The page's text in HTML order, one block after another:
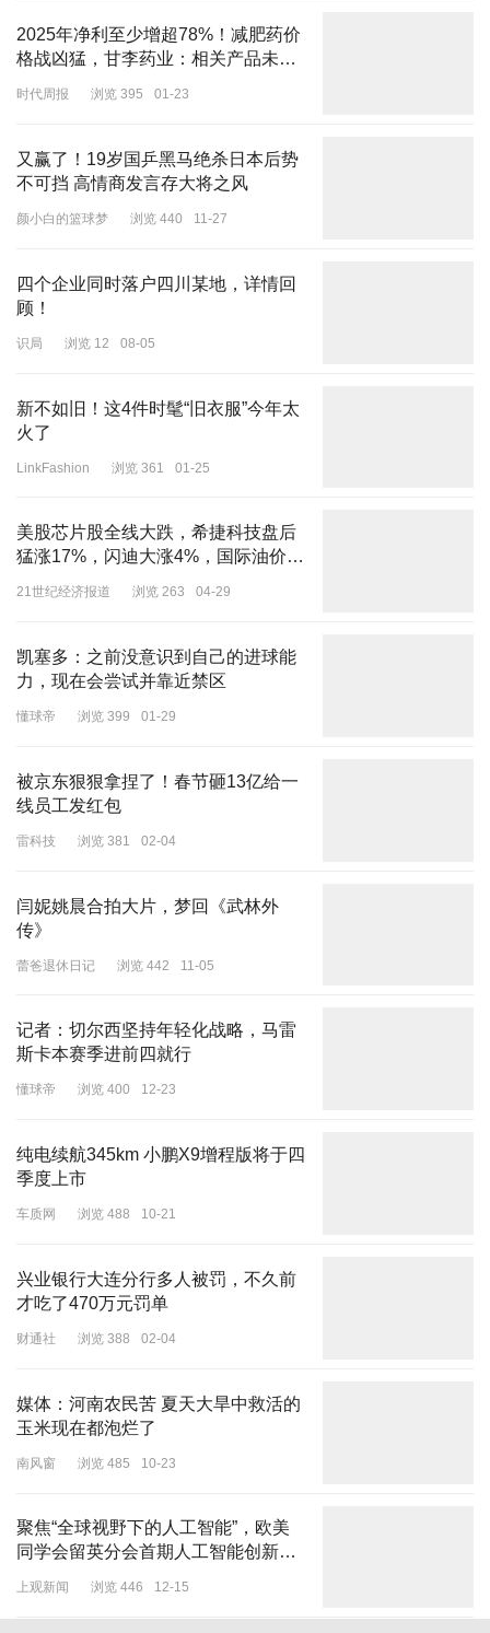
2025年净利至少增超78%！减肥药价
格战凶猛，甘李药业：相关产品未上
时代周报 浏览 395 01-23
又赢了！19岁国乒黑马绝杀日本后势
不可挡 高情商发言存大将之风
颜小白的篮球梦 浏览 440 11-27
四个企业同时落户四川某地，详情回
顾！
识局 浏览 12 08-05
新不如旧！这4件时髦“旧衣服”今年太
火了
LinkFashion 浏览 361 01-25
美股芯片股全线大跌，希捷科技盘后
猛涨17%，闪迪大涨4%，国际油价涨
21世纪经济报道 浏览 263 04-29
凯塞多：之前没意识到自己的进球能
力，现在会尝试并靠近禁区
懂球帝 浏览 399 01-29
被京东狠狠拿捏了！春节砸13亿给一
线员工发红包
雷科技 浏览 381 02-04
闫妮姚晨合拍大片，梦回《武林外
传》
蕾爸退休日记 浏览 442 11-05
记者：切尔西坚持年轻化战略，马雷
斯卡本赛季进前四就行
懂球帝 浏览 400 12-23
纯电续航345km 小鹏X9增程版将于四
季度上市
车质网 浏览 488 10-21
兴业银行大连分行多人被罚，不久前
才吃了470万元罚单
财通社 浏览 388 02-04
媒体：河南农民苦 夏天大旱中救活的
玉米现在都泡烂了
南风窗 浏览 485 10-23
聚焦“全球视野下的人工智能”，欧美
同学会留英分会首期人工智能创新沙
龙召开
上观新闻 浏览 446 12-15